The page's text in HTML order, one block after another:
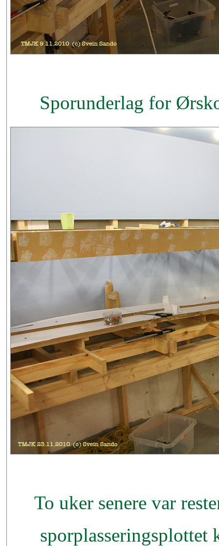
Sporunderlag for
To uker senere var